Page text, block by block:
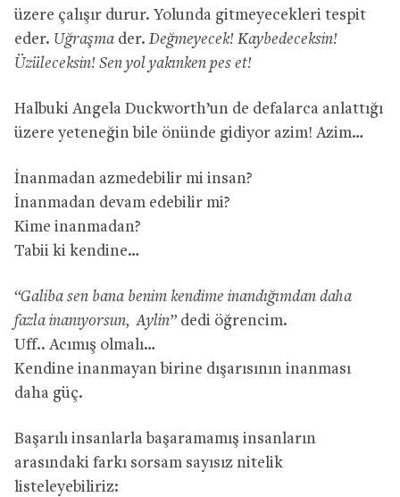
üzere çalışır durur. Yolunda gitmeyecekleri tespit
eder. Uğraşma der. Değmeyecek! Kaybedeceksin!
Üzüleceksin! Sen yol yakınken pes et!
Halbuki Angela Duckworth’un de defalarca anlattığı
üzere yeteneğin bile önünde gidiyor azim! Azim…
İnanmadan azmedebilir mi insan?
İnanmadan devam edebilir mi?
Kime inanmadan?
Tabii ki kendine…
“Galiba sen bana benim kendime inandığımdan daha
fazla inanıyorsun, Aylin” dedi öğrencim.
Uff.. Acımış olmalı…
Kendine inanmayan birine dışarısının inanması
daha güç.
Başarılı insanlarla başaramamış insanların
arasındaki farkı sorsam sayısız nitelik
listeleyebiliriz: